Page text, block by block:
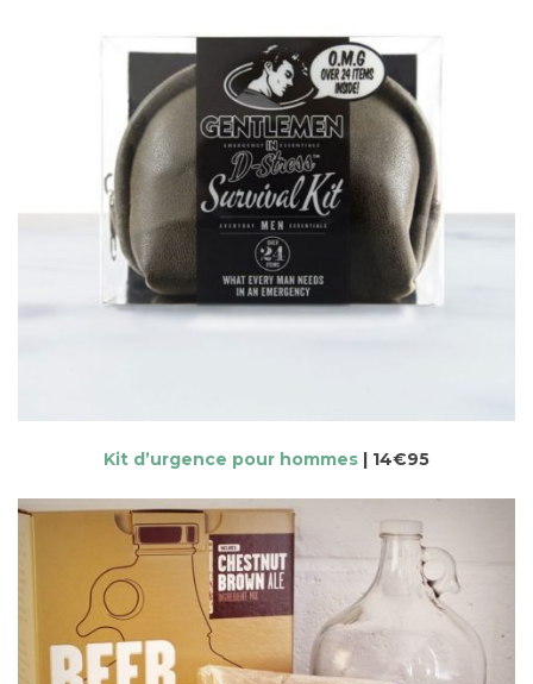
Kit d’urgence pour hommes | 14€95